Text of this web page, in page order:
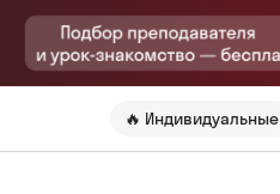
🔥 Индивидуальные